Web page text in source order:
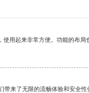
用起来非常方便。功能的布局
来了无限的流畅体验和安全性